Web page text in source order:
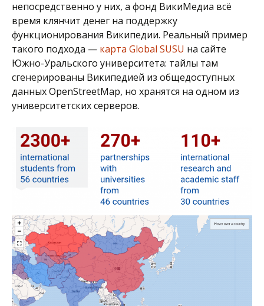
непосредственно у них, а фонд ВикиМедиа всё
время клянчит денег на поддержку
функционирования Википедии. Реальный пример
такого подхода — карта Global SUSU на сайте
Южно-Уральского университета: тайлы там
сгенерированы Википедией из общедоступных
данных OpenStreetMap, но хранятся на одном из
университетских серверов.